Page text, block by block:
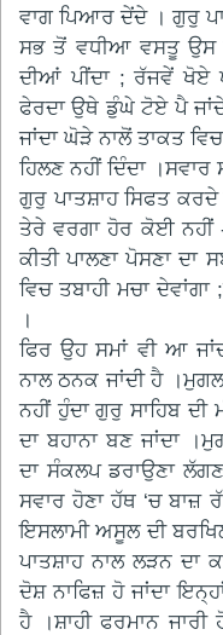
ਵਾਗ ਪਿਆਰ ਦੇਂਦੇ । ਗੁਰੁ
ਸਭ ਤੋਂ ਵਧੀਆ ਵਸਤੂ ਉਸ
ਦੀਆਂ ਪੀਂਦਾ ; ਰੱਜਵੇਂ ਖੋਏ
ਫੇਰਦਾ ਉਥੇ ਡੁੰਘੇ ਟੋਏ ਪੈ
ਜਾਂਦਾ ਘੋੜੇ ਨਾਲੋਂ ਤਾਕਤ
ਹਿਲਣ ਨਹੀਂ ਦਿੰਦਾ
ਗੁਰੁ ਪਾਤਸ਼ਾਹ ਸਿਫਤ
ਤੇਰੇ ਵਰਗਾ ਹੋਰ ਕੋਈ ਨਹੀਂ
ਕੀਤੀ ਪਾਲਣਾ ਪੋਸਣਾ
ਵਿਚ ਤਬਾਹੀ ਮਚਾ
।
ਫਿਰ ਉਹ ਸਮਾਂ ਵੀ ਆ
ਨਾਲ ਠਨਕ ਜਾਂਦੀ ਹੈ
ਨਹੀਂ ਹੁੰਦਾ ਗੁਰੁ ਸਾਹਿਬ
ਦਾ ਬਹਾਨਾ ਬਣ ਜਾਂਦਾ
ਦਾ ਸੰਕਲਪ ਡਰਾਉਣਾ
ਸਵਾਰ ਹੋਣਾ ਹੱਥ ‘ਚ ਬਾਜ਼
ਇਸਲਾਮੀ ਅਸੂਲ ਦੀ
ਪਾਤਸ਼ਾਹ ਨਾਲ ਲੜਨ ਦਾ
ਦੋਸ਼ ਨਾਫਿਜ਼ ਹੋ ਜਾਂਦਾ
ਹੈ ।ਸ਼ਾਹੀ ਫਰਮਾਨ